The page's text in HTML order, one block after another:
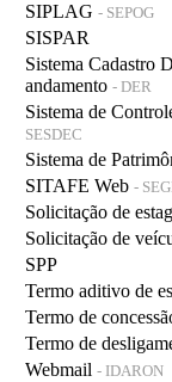
SIPLAG - SEPOG
SISPAR
Sistema Cadastro
andamento - DER
Sistema de
SESDEC
Sistema de
SITAFE Web -
Solicitação de
Solicitação de
SPP
Termo aditivo de
Termo de
Termo de
Webmail - IDARON